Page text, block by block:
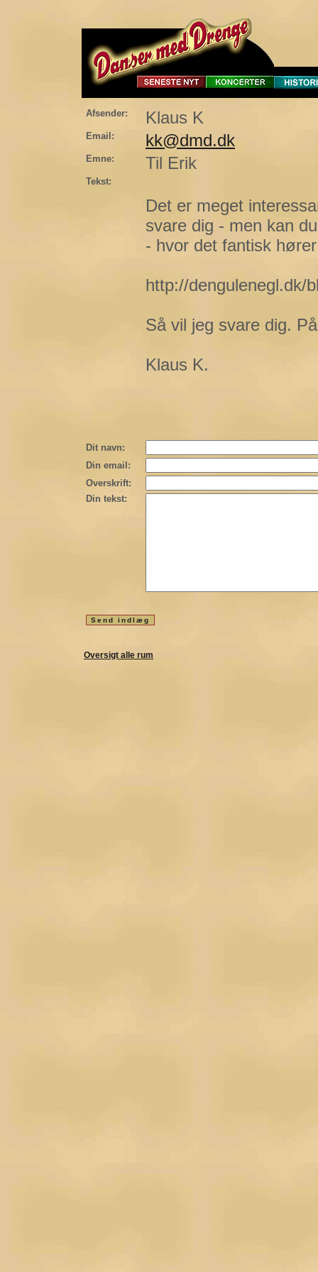
Afsender: Klaus K
Email: kk@dmd.dk
Emne: Til Erik
Tekst:
Det er meget
svare dig - men kan
- hvor det fantisk
http://dengulenegl.dk/
Så vil jeg svare dig.
Klaus K.
Dit navn:
Din email:
Overskrift:
Din tekst:
Oversigt alle rum